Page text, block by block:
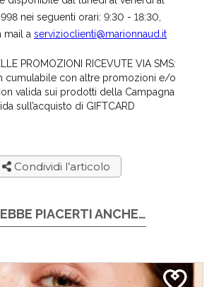
nei seguenti orari: 9:30 - 18:30,
mail a servizioclienti@marionnaud.it
PROMOZIONI RICEVUTE VIA SMS:
cumulabile con altre promozioni e/o
valida sui prodotti della Campagna
sull’acquisto di GIFTCARD
Condividi l’articolo
PIACERTI ANCHE…